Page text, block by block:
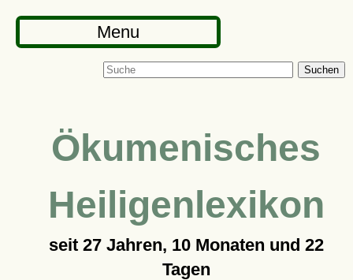
Menu
Suchen
Ökumenisches
Heiligenlexikon
seit 27 Jahren, 10 Monaten und 22
Tagen